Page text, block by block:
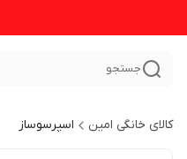
جستجو
کالای خانگی امین اسپرسوساز